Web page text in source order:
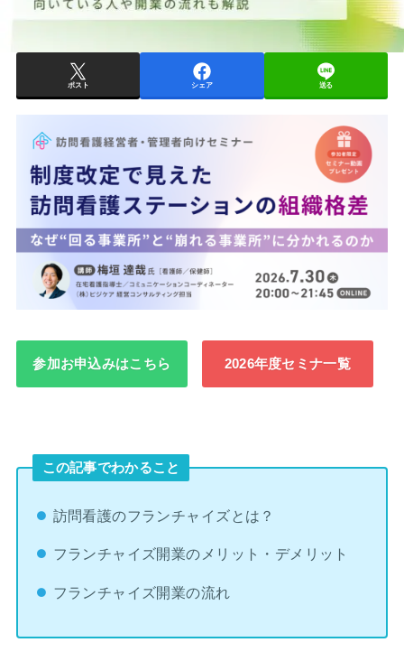
ポスト シェア 送る
参加お申込みはこちら 2026年度セミナ一覧
この記事でわかること
訪問看護のフランチャイズとは？
フランチャイズ開業のメリット・デメリット
フランチャイズ開業の流れ